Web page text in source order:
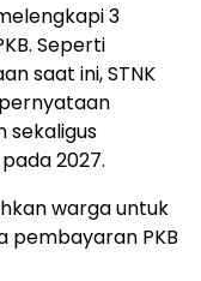
3
Seperti
saat ini, STNK
sekaligus
2027.
warga untuk
pembayaran PKB